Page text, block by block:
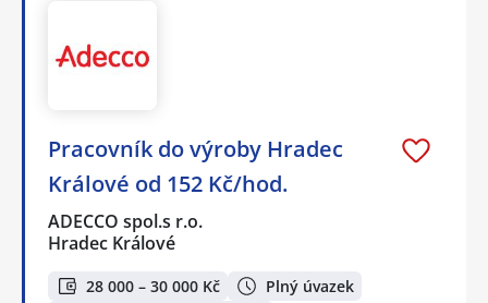
Pracovník do výroby Hradec
Králové od 152 Kč/hod.
ADECCO spol.s r.o.
Hradec Králové
28 000 – 30 000 Kč
Plný úvazek